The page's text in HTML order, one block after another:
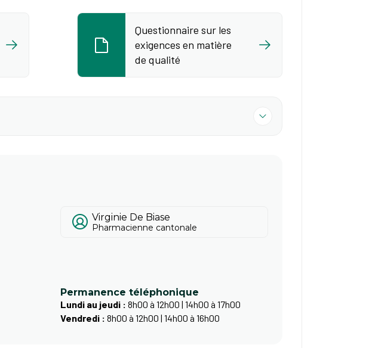
Questionnaire sur les
exigences en matière
de qualité
Virginie De Biase
Pharmacienne cantonale
Permanence téléphonique
Lundi au jeudi : 8h00 à 12h00 | 14h00 à 17h00
Vendredi : 8h00 à 12h00 | 14h00 à 16h00